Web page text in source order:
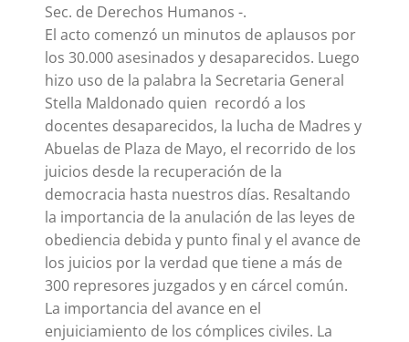
Sec. de Derechos Humanos -.
El acto comenzó un minutos de aplausos por
los 30.000 asesinados y desaparecidos. Luego
hizo uso de la palabra la Secretaria General
Stella Maldonado quien recordó a los
docentes desaparecidos, la lucha de Madres y
Abuelas de Plaza de Mayo, el recorrido de los
juicios desde la recuperación de la
democracia hasta nuestros días. Resaltando
la importancia de la anulación de las leyes de
obediencia debida y punto final y el avance de
los juicios por la verdad que tiene a más de
300 represores juzgados y en cárcel común.
La importancia del avance en el
enjuiciamiento de los cómplices civiles. La